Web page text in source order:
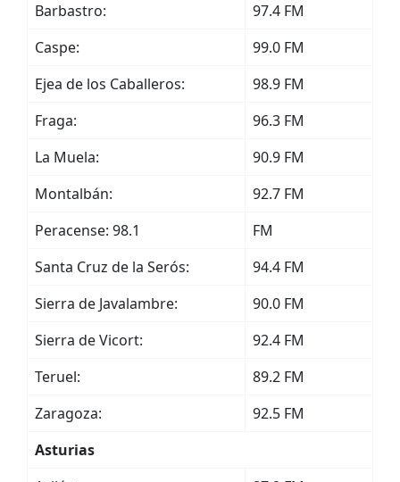
Barbastro:
97.4 FM
Caspe:
99.0 FM
Ejea de los Caballeros:
98.9 FM
Fraga:
96.3 FM
La Muela:
90.9 FM
Montalbán:
92.7 FM
Peracense: 98.1
FM
Santa Cruz de la Serós:
94.4 FM
Sierra de Javalambre:
90.0 FM
Sierra de Vicort:
92.4 FM
Teruel:
89.2 FM
Zaragoza:
92.5 FM
Asturias